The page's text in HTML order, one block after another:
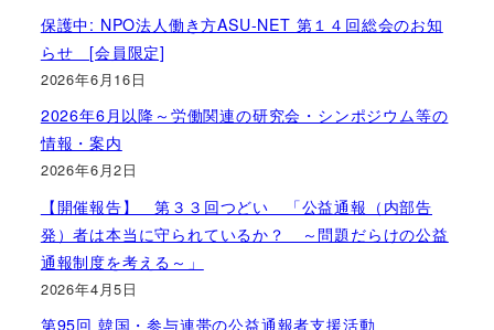
保護中: NPO法人働き方ASU-NET 第１４回総会のお知
らせ [会員限定]
2026年6月16日
2026年6月以降～労働関連の研究会・シンポジウム等の
情報・案内
2026年6月2日
【開催報告】 第３３回つどい 「公益通報（内部告
発）者は本当に守られているか？ ～問題だらけの公益
通報制度を考える～」
2026年4月5日
第95回 韓国・参与連帯の公益通報者支援活動